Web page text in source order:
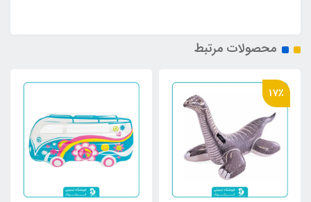
محصولات مرتبط
17٪